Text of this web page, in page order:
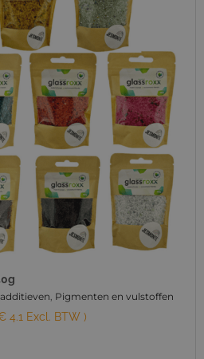
, Pigmenten en vulstoffen
4.1 Excl. BTW )